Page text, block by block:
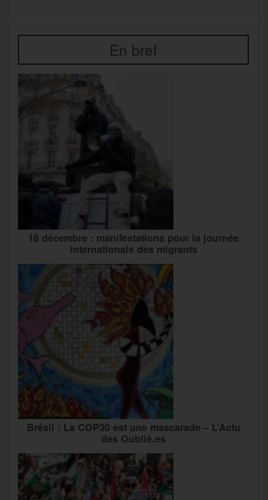
En bref
18 décembre : manifestations pour la journée
internationale des migrants
Brésil : La COP30 est une mascarade – L’Actu
des Oublié.es